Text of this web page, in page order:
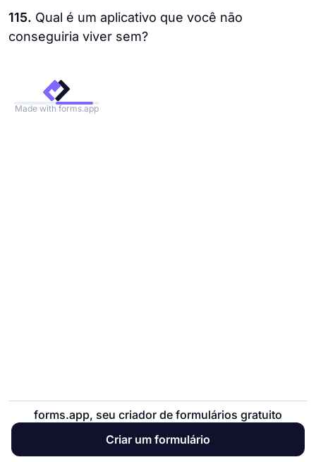
115. Qual é um aplicativo que você não
conseguiria viver sem?
forms.app, seu criador de formulários gratuito
Criar um formulário